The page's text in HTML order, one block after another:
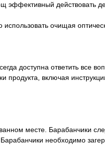
эффективный действовать
очищая
доступна ответить все
включая
месте. Барабанчики
необходимо